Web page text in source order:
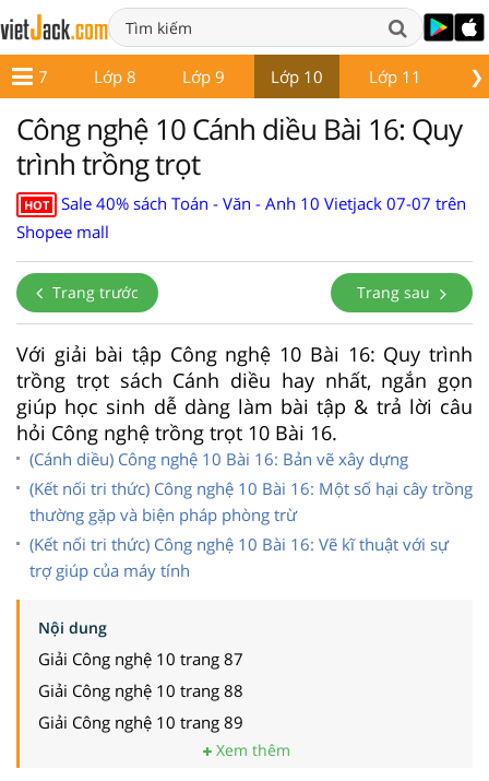
❯
Lớp 7 Lớp 8 Lớp 9 Lớp 10 Lớp 11
Công nghệ 10 Cánh diều Bài 16: Quy
trình trồng trọt
HOT
Sale 40% sách Toán - Văn - Anh 10 Vietjack 07-07 trên
Shopee mall
Trang trước Trang sau
Với giải bài tập Công nghệ 10 Bài 16: Quy trình
trồng trọt sách Cánh diều hay nhất, ngắn gọn
giúp học sinh dễ dàng làm bài tập & trả lời câu
hỏi Công nghệ trồng trọt 10 Bài 16.
(Cánh diều) Công nghệ 10 Bài 16: Bản vẽ xây dựng
(Kết nối tri thức) Công nghệ 10 Bài 16: Một số hại cây trồng
thường gặp và biện pháp phòng trừ
(Kết nối tri thức) Công nghệ 10 Bài 16: Vẽ kĩ thuật với sự
trợ giúp của máy tính
Nội dung
Giải Công nghệ 10 trang 87
Giải Công nghệ 10 trang 88
Giải Công nghệ 10 trang 89
Xem thêm